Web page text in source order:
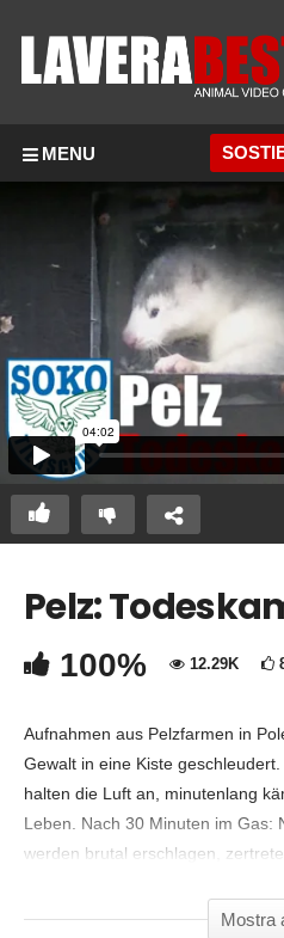
MENU
Copia
Pelz:
100% 12.29K
Aufnahmen aus Pelzfarmen in
Gewalt in eine Kiste
halten die Luft an, minutenlang
Leben. Nach 30 Minuten im Gas:
werden brutal erschlagen,
Alltag in der Pelzindustrie. DieMostra